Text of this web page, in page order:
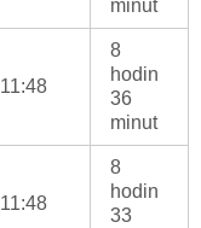
minut
11:48
8
hodin
36
minut
11:48
8
hodin
33